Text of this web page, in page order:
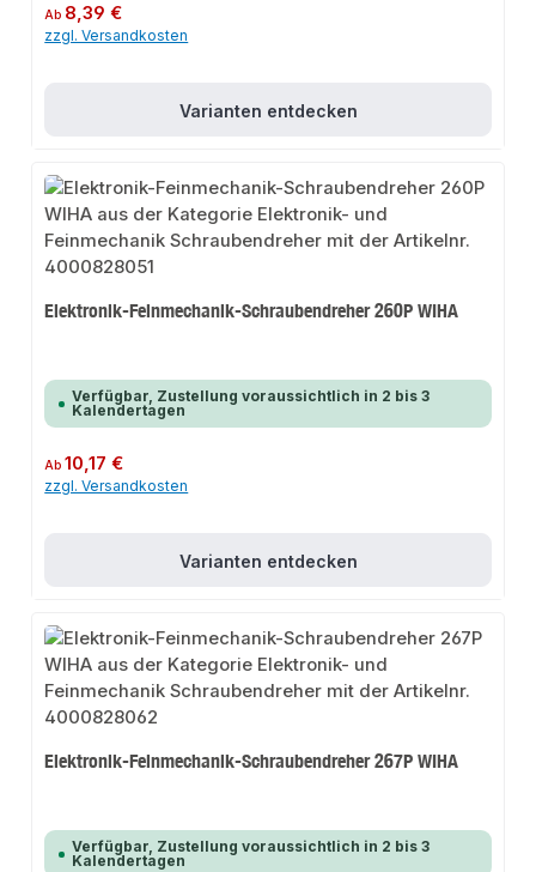
Regulärer Preis:
Ab 8,39 €
zzgl. Versandkosten
Varianten entdecken
Elektronik-Feinmechanik-Schraubendreher 260P WIHA
Verfügbar, Zustellung voraussichtlich in 2 bis 3
Kalendertagen
Regulärer Preis:
Ab10,17 €
zzgl. Versandkosten
Varianten entdecken
Elektronik-Feinmechanik-Schraubendreher 267P WIHA
Verfügbar, Zustellung voraussichtlich in 2 bis 3
Kalendertagen